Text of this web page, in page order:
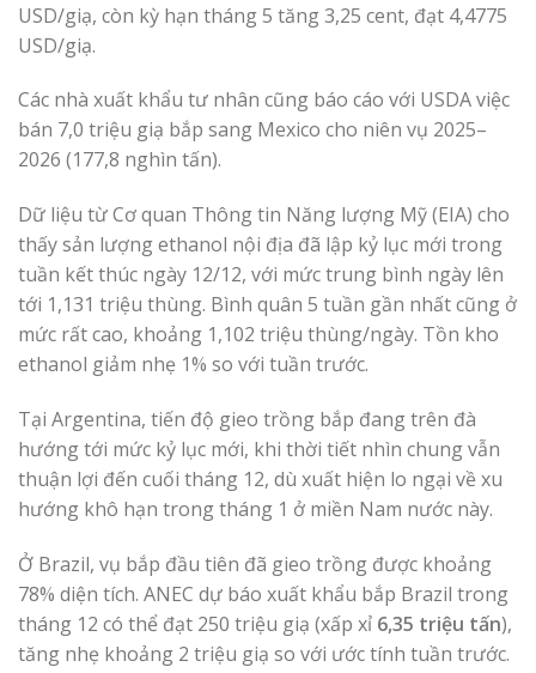
USD/giạ, còn kỳ hạn tháng 5 tăng 3,25 cent, đạt 4,4775
USD/giạ.
Các nhà xuất khẩu tư nhân cũng báo cáo với USDA việc
bán 7,0 triệu giạ bắp sang Mexico cho niên vụ 2025–
2026 (177,8 nghìn tấn).
Dữ liệu từ Cơ quan Thông tin Năng lượng Mỹ (EIA) cho
thấy sản lượng ethanol nội địa đã lập kỷ lục mới trong
tuần kết thúc ngày 12/12, với mức trung bình ngày lên
tới 1,131 triệu thùng. Bình quân 5 tuần gần nhất cũng ở
mức rất cao, khoảng 1,102 triệu thùng/ngày. Tồn kho
ethanol giảm nhẹ 1% so với tuần trước.
Tại Argentina, tiến độ gieo trồng bắp đang trên đà
hướng tới mức kỷ lục mới, khi thời tiết nhìn chung vẫn
thuận lợi đến cuối tháng 12, dù xuất hiện lo ngại về xu
hướng khô hạn trong tháng 1 ở miền Nam nước này.
Ở Brazil, vụ bắp đầu tiên đã gieo trồng được khoảng
78% diện tích. ANEC dự báo xuất khẩu bắp Brazil trong
tháng 12 có thể đạt 250 triệu giạ (xấp xỉ 6,35 triệu tấn),
tăng nhẹ khoảng 2 triệu giạ so với ước tính tuần trước.